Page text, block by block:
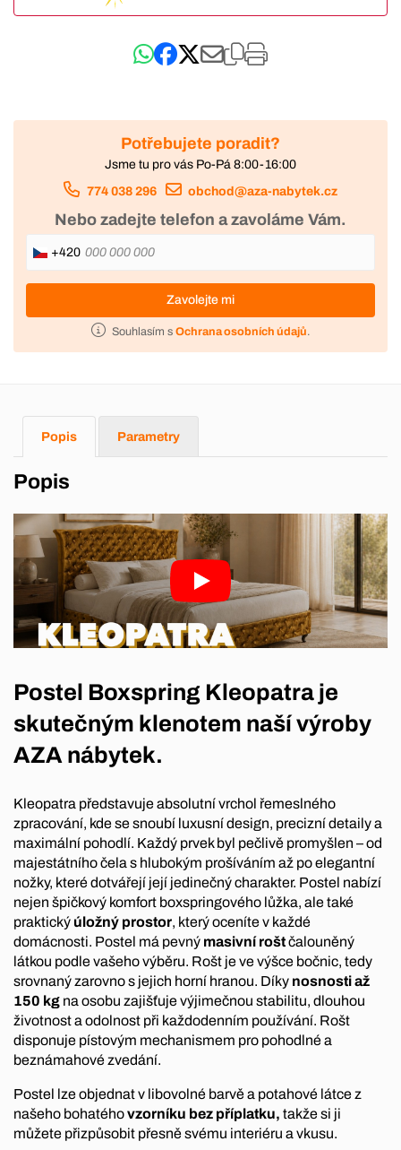
Potřebujete poradit?
Jsme tu pro vás Po-Pá 8:00-16:00
774 038 296 obchod@aza-nabytek.cz
Nebo zadejte telefon a zavoláme Vám.
+420
Zavolejte mi
Souhlasím s Ochrana osobních údajů.
Popis Parametry
Popis
Postel Boxspring Kleopatra je
skutečným klenotem naší výroby
AZA nábytek.
Kleopatra představuje absolutní vrchol řemeslného
zpracování, kde se snoubí luxusní design, precizní detaily a
maximální pohodlí. Každý prvek byl pečlivě promyšlen – od
majestátního čela s hlubokým prošíváním až po elegantní
nožky, které dotvářejí její jedinečný charakter. Postel nabízí
nejen špičkový komfort boxspringového lůžka, ale také
praktický úložný prostor, který oceníte v každé
domácnosti. Postel má pevný masivní roštčalouněný
látkou podle vašeho výběru. Rošt je ve výšce bočnic, tedy
srovnaný zarovno s jejich horní hranou. Díky nosnosti až
150 kg na osobu zajišťuje výjimečnou stabilitu, dlouhou
životnost a odolnost při každodenním používání. Rošt
disponuje pístovým mechanismem pro pohodlné a
beznámahové zvedání.
Postel lze objednat v libovolné barvě a potahové látce z
našeho bohatéhovzorníku bez příplatku, takže si ji
můžete přizpůsobit přesně svému interiéru a vkusu.